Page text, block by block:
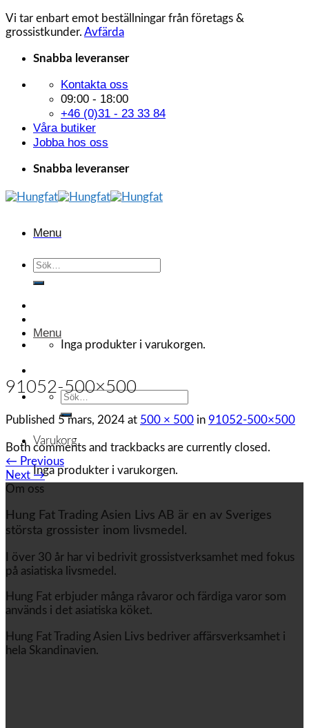
Vi tar enbart emot beställningar från företags &
grossistkunder. Avfärda
Skip
content
Snabba leveranser
Kontakta oss
09:00 - 18:00
+46 (0)31 - 23 33 84
Våra butiker
Jobba hos oss
Snabba leveranser
Menu
Sök
Inga produkter i varukorgen.
Sök
Varukorg
Inga produkter i varukorgen.
Menu
91052-500×500
Published 5 mars, 2024 at 500 × 500 in 91052-500×500
Both comments and trackbacks are currently closed.
← Previous
Next →
Om oss
Hung Fat Trading Asien Livs AB är en av Sveriges
största grossister inom livsmedel.
I över 30 år har vi bedrivit grossistverksamhet med fokus
på asiatiska livsmedel.
Hung Fat erbjuder många råvaror och färdiga varor som
används i det asiatiska köket.
Hung Fat Trading Asien Livs bedriver affärsverksamhet i
hela Skandinavien.